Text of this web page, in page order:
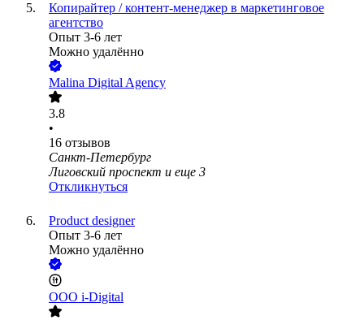
Копирайтер / контент-менеджер в маркетинговое
агентство
Опыт 3-6 лет
Можно удалённо
Malina Digital Agency
3.8
•
16 отзывов
Санкт-Петербург
Лиговский проспект и еще 3
Откликнуться
Product designer
Опыт 3-6 лет
Можно удалённо
ООО i-Digital